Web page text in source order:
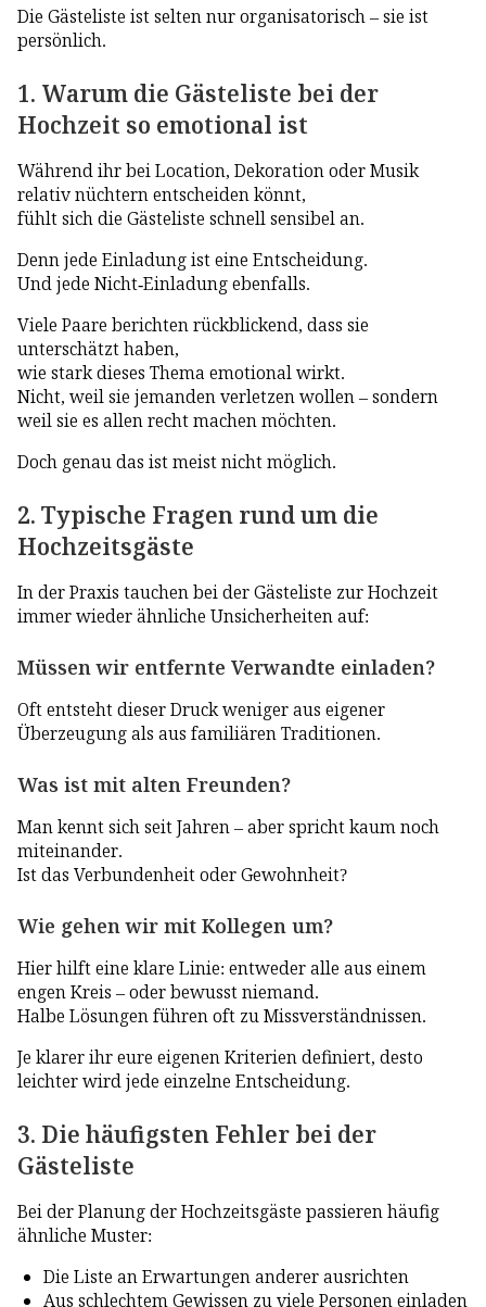
Die Gästeliste ist selten nur organisatorisch – sie ist
persönlich.
1. Warum die Gästeliste bei der
Hochzeit so emotional ist
Während ihr bei Location, Dekoration oder Musik
relativ nüchtern entscheiden könnt,
fühlt sich die Gästeliste schnell sensibel an.
Denn jede Einladung ist eine Entscheidung.
Und jede Nicht-Einladung ebenfalls.
Viele Paare berichten rückblickend, dass sie
unterschätzt haben,
wie stark dieses Thema emotional wirkt.
Nicht, weil sie jemanden verletzen wollen – sondern
weil sie es allen recht machen möchten.
Doch genau das ist meist nicht möglich.
2. Typische Fragen rund um die
Hochzeitsgäste
In der Praxis tauchen bei der Gästeliste zur Hochzeit
immer wieder ähnliche Unsicherheiten auf:
Müssen wir entfernte Verwandte einladen?
Oft entsteht dieser Druck weniger aus eigener
Überzeugung als aus familiären Traditionen.
Was ist mit alten Freunden?
Man kennt sich seit Jahren – aber spricht kaum noch
miteinander.
Ist das Verbundenheit oder Gewohnheit?
Wie gehen wir mit Kollegen um?
Hier hilft eine klare Linie: entweder alle aus einem
engen Kreis – oder bewusst niemand.
Halbe Lösungen führen oft zu Missverständnissen.
Je klarer ihr eure eigenen Kriterien definiert, desto
leichter wird jede einzelne Entscheidung.
3. Die häufigsten Fehler bei der
Gästeliste
Bei der Planung der Hochzeitsgäste passieren häufig
ähnliche Muster:
Die Liste an Erwartungen anderer ausrichten
Aus schlechtem Gewissen zu viele Personen einladen